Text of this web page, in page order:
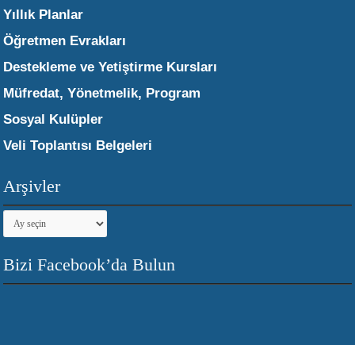
Yıllık Planlar
Öğretmen Evrakları
Destekleme ve Yetiştirme Kursları
Müfredat, Yönetmelik, Program
Sosyal Kulüpler
Veli Toplantısı Belgeleri
Arşivler
Arşivler
Bizi Facebook’da Bulun